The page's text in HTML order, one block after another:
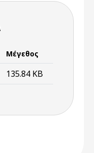
Μέγεθος
135.84 KB